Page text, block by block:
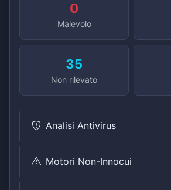
0
Malevolo
35
Non rilevato
Analisi Antivirus
Motori Non-Innocui